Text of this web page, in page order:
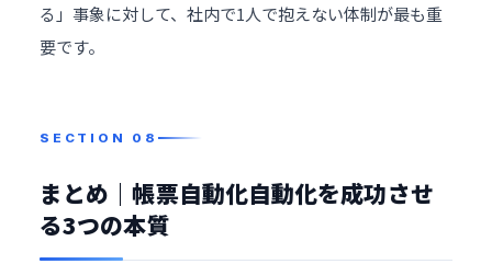
る」事象に対して、社内で1人で抱えない体制が最も重
要です。
まとめ｜帳票自動化自動化を成功させ
る3つの本質